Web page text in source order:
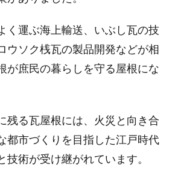
く運ぶ海上輸送、いぶし瓦の技
ウソク桟瓦の製品開発などが相
が庶民の暮らしを守る屋根にな
残る瓦屋根には、火災と向き合
都市づくりを目指した江戸時代
技術が受け継がれています。